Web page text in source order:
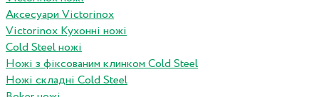
Аксесуари Victorinox
Victorinox Кухонні ножі
Cold Steel ножі
Ножі з фіксованим клинком Cold Steel
Ножі складні Cold Steel